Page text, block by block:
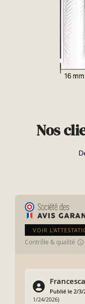
Nos
VOIR
Contrôle & qualité
Publié le 2/3/
1/24/2026)